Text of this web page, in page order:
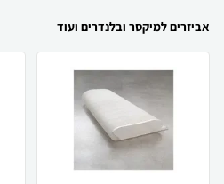
אביזרים למיקסר ובלנדרים ועוד